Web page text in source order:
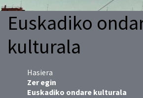
Euskadiko
kulturala
Hasiera
Zer egin
Euskadiko ondare kulturala